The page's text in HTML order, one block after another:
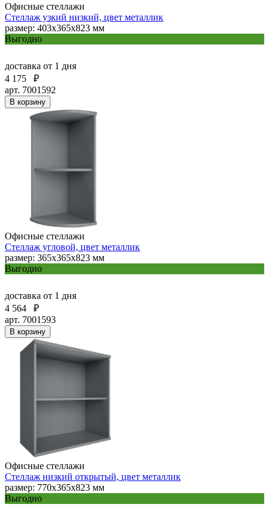
Офисные стеллажи
Стеллаж узкий низкий, цвет металлик
размер: 403х365х823 мм
Выгодно
доставка от 1 дня
4 175
₽
арт. 7001592
В корзину
Офисные стеллажи
Стеллаж угловой, цвет металлик
размер: 365х365х823 мм
Выгодно
доставка от 1 дня
4 564
₽
арт. 7001593
В корзину
Офисные стеллажи
Стеллаж низкий открытый, цвет металлик
размер: 770х365х823 мм
Выгодно